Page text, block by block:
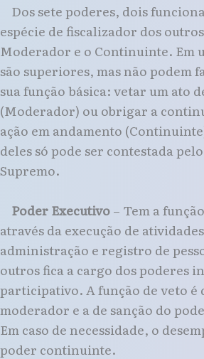
Dos sete poderes, dois
espécie de fiscalizador dos
Moderador e o Continuinte. Em
são superiores, mas não podem
sua função básica: vetar um ato
(Moderador) ou obrigar a
ação em andamento
deles só pode ser contestada
Supremo.
Poder Executivo– Tem a
através da execução de
administração e registro de
outros fica a cargo dos poderes
participativo. A função de veto é
moderador e a de sanção do
Em caso de necessidade, o
poder continuinte.